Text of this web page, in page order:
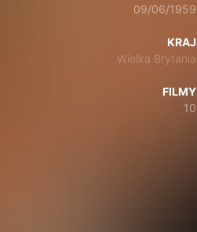
09/06/1959
KRAJ
Wielka Brytania
FILMY
10